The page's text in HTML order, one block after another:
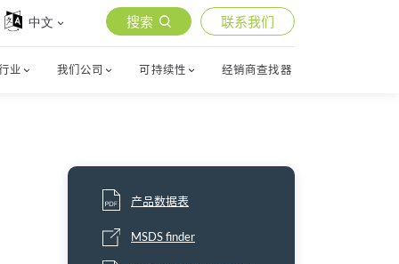
中文 搜索 联系我们
业 我们公司 可持续性 经销商查找器
产品数据表
MSDS finder